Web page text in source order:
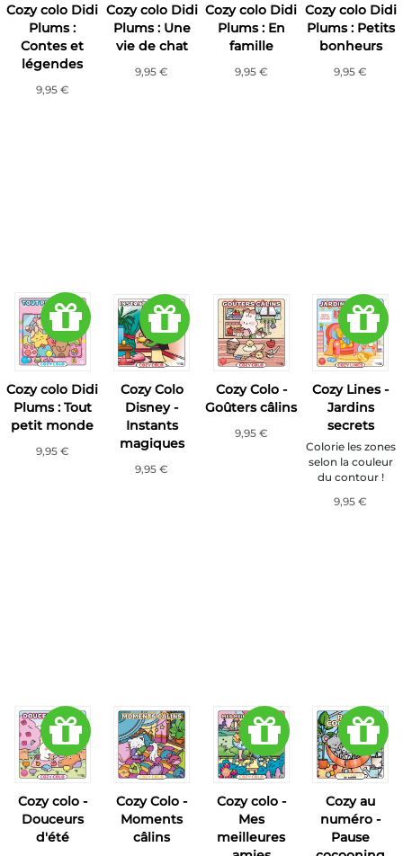
Cozy colo Didi
Plums :
Contes et
légendes
9,95 €
Cozy colo Didi
Plums : Une
vie de chat
9,95 €
Cozy colo Didi
Plums : En
famille
9,95 €
Cozy colo Didi
Plums : Petits
bonheurs
9,95 €
Cozy colo Didi
Plums : Tout
petit monde
9,95 €
Cozy Colo
Disney -
Instants
magiques
9,95 €
Cozy Colo -
Goûters câlins
9,95 €
Cozy Lines -
Jardins
secrets
Colorie les zones
selon la couleur
du contour !
9,95 €
Cozy colo -
Douceurs
d'été
Cozy Colo -
Moments
câlins
Cozy colo -
Mes
meilleures
Cozy au
numéro -
Pause